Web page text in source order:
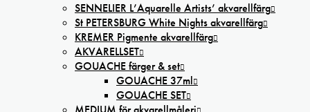
SENNELIER L’Aquarelle Artists’ akvarellfärg
St PETERSBURG White Nights akvarellfärg
KREMER Pigmente akvarellfärg
AKVARELLSET
GOUACHE färger & set
GOUACHE 37ml
GOUACHE SET